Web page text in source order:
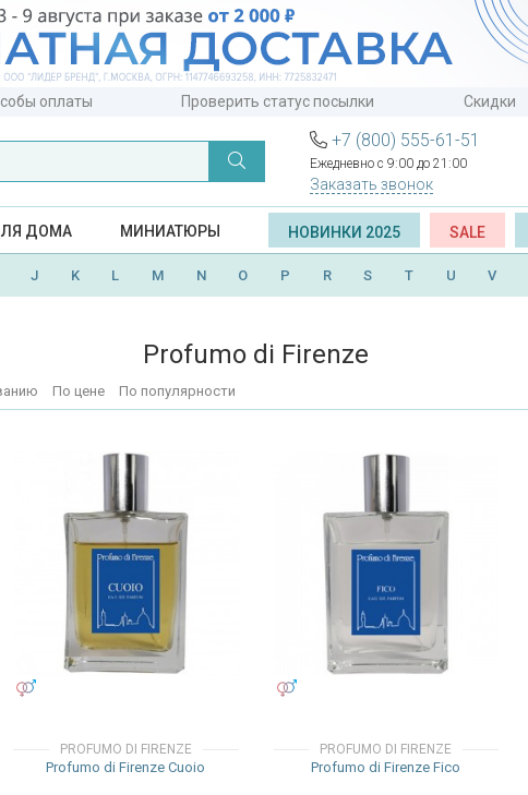
оплаты Проверить статус посылки Скидки
+7 (800) 555-61-51
Ежедневно с 9:00 до 21:00
Заказать звонок
ДОМА МИНИАТЮРЫ НОВИНКИ 2025 SALE
J K L M N O P R S T U V
Profumo di Firenze
По цене По популярности
PROFUMO DI FIRENZE
Profumo di Firenze Cuoio
PROFUMO DI FIRENZE
Profumo di Firenze Fico